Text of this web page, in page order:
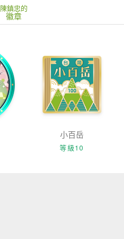
陳鎮忠的
徽章
小百岳
等級10